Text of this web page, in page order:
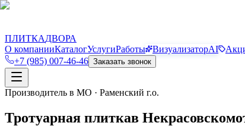
ПЛИТКАДВОРА
О компанииКаталогУслугиРаботы ВизуализаторAI
+7 (985) 007-46-46 Заказать звонок
Производитель в МО · Раменский г.о.
Тротуарная плиткав Некрасовском